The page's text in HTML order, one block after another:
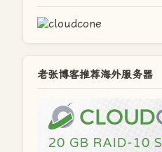
老张博客推荐海外服务器